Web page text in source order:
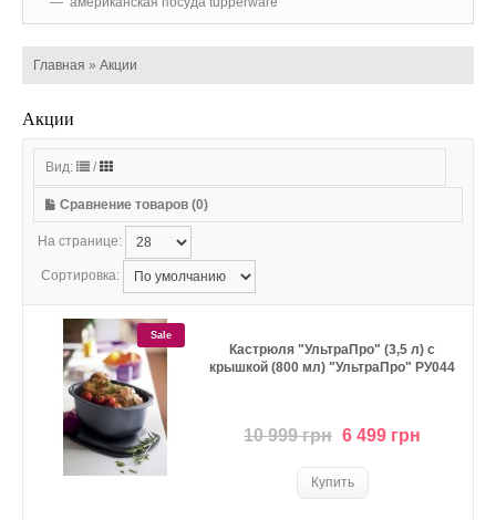
Главная » Акции
Акции
Вид: /
Сравнение товаров (0)
На странице:
Сортировка:
Sale
Кастрюля "УльтраПро" (3,5 л) с
крышкой (800 мл) "УльтраПро" РУ044
10 999 грн 6 499 грн